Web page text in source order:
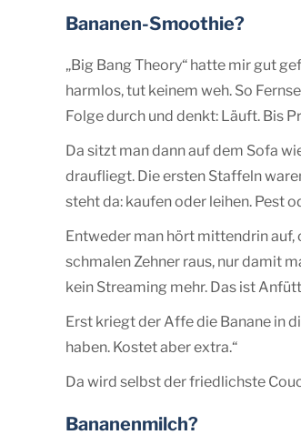
Bananen-Smoothie?
„Big Bang Theory“ hatte mir gut
harmlos, tut keinem weh. So
Folge durch und denkt: Läuft. Bis
Da sitzt man dann auf dem Sofa
draufliegt. Die ersten Staffeln
steht da: kaufen oder leihen. Pest
Entweder man hört mittendrin
schmalen Zehner raus, nur damit
kein Streaming mehr. Das ist
Erst kriegt der Affe die Banane in
haben. Kostet aber extra.“
Da wird selbst der friedlichste
Bananenmilch?